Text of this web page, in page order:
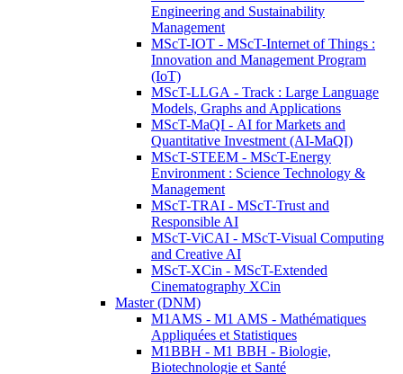
Engineering and Sustainability
Management
MScT-IOT - MScT-Internet of Things :
Innovation and Management Program
(IoT)
MScT-LLGA - Track : Large Language
Models, Graphs and Applications
MScT-MaQI - AI for Markets and
Quantitative Investment (AI-MaQI)
MScT-STEEM - MScT-Energy
Environment : Science Technology &
Management
MScT-TRAI - MScT-Trust and
Responsible AI
MScT-ViCAI - MScT-Visual Computing
and Creative AI
MScT-XCin - MScT-Extended
Cinematography XCin
Master (DNM)
M1AMS - M1 AMS - Mathématiques
Appliquées et Statistiques
M1BBH - M1 BBH - Biologie,
Biotechnologie et Santé